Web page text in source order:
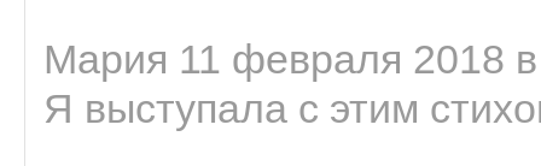
Мария 11 февраля 2018
Я выступала с этим